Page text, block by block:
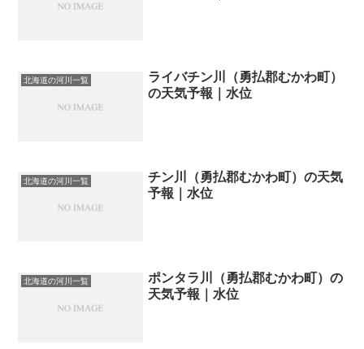
北海道の河川一覧
ライバチン川（勇払郡むかわ町）
の天気予報｜水位
北海道の河川一覧
チン川（勇払郡むかわ町）の天気
予報｜水位
北海道の河川一覧
ポンタラ川（勇払郡むかわ町）の
天気予報｜水位